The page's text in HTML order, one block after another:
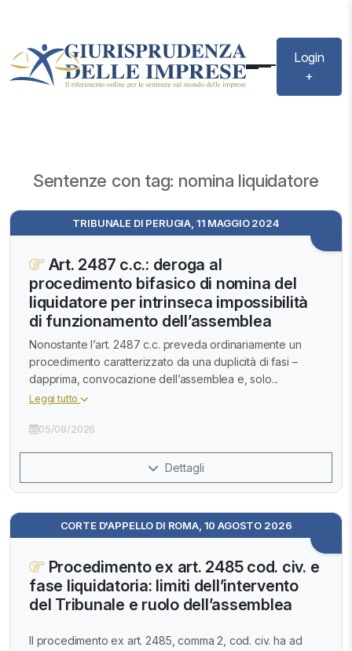
Login
+
Sentenze con tag: nomina liquidatore
TRIBUNALE DI PERUGIA, 11 MAGGIO 2024
Art. 2487 c.c.: deroga al
procedimento bifasico di nomina del
liquidatore per intrinseca impossibilità
di funzionamento dell’assemblea
Nonostante l’art. 2487 c.c. preveda ordinariamente un
procedimento caratterizzato da una duplicità di fasi –
dapprima, convocazione dell’assemblea e, solo...
Leggi tutto
05/08/2026
Dettagli
CORTE D'APPELLO DI ROMA, 10 AGOSTO 2026
Procedimento ex art. 2485 cod. civ. e
fase liquidatoria: limiti dell’intervento
del Tribunale e ruolo dell’assemblea
Il procedimento ex art. 2485, comma 2, cod. civ. ha ad